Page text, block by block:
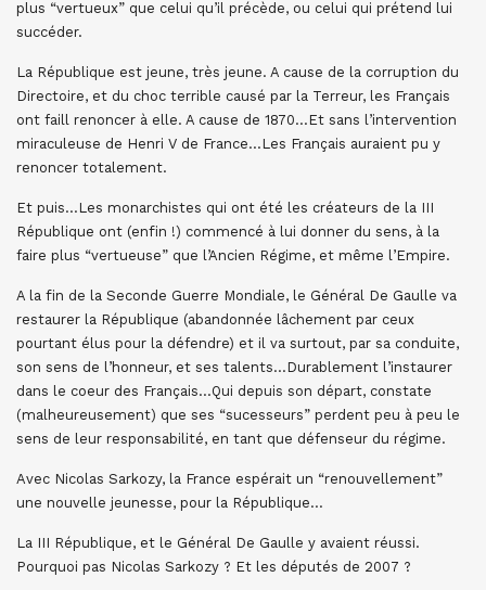
plus “vertueux” que celui qu’il précède, ou celui qui prétend lui
succéder.
La République est jeune, très jeune. A cause de la corruption du
Directoire, et du choc terrible causé par la Terreur, les Français
ont faill renoncer à elle. A cause de 1870…Et sans l’intervention
miraculeuse de Henri V de France…Les Français auraient pu y
renoncer totalement.
Et puis…Les monarchistes qui ont été les créateurs de la III
République ont (enfin !) commencé à lui donner du sens, à la
faire plus “vertueuse” que l’Ancien Régime, et même l’Empire.
A la fin de la Seconde Guerre Mondiale, le Général De Gaulle va
restaurer la République (abandonnée lâchement par ceux
pourtant élus pour la défendre) et il va surtout, par sa conduite,
son sens de l’honneur, et ses talents…Durablement l’instaurer
dans le coeur des Français…Qui depuis son départ, constate
(malheureusement) que ses “sucesseurs” perdent peu à peu le
sens de leur responsabilité, en tant que défenseur du régime.
Avec Nicolas Sarkozy, la France espérait un “renouvellement”
une nouvelle jeunesse, pour la République…
La III République, et le Général De Gaulle y avaient réussi.
Pourquoi pas Nicolas Sarkozy ? Et les députés de 2007 ?